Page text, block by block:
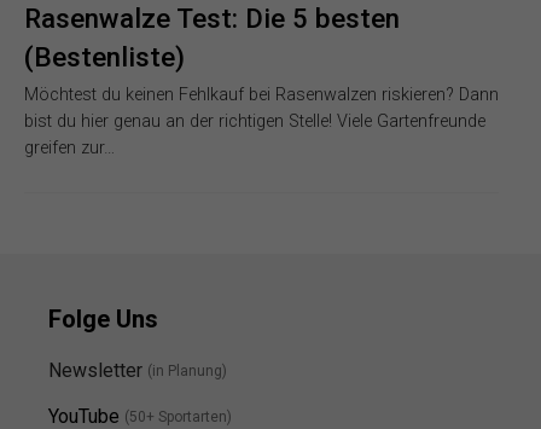
Rasenwalze Test: Die 5 besten
(Bestenliste)
Möchtest du keinen Fehlkauf bei Rasenwalzen riskieren? Dann
bist du hier genau an der richtigen Stelle! Viele Gartenfreunde
greifen zur…
Folge Uns
Newsletter (in Planung)
YouTube (50+ Sportarten)